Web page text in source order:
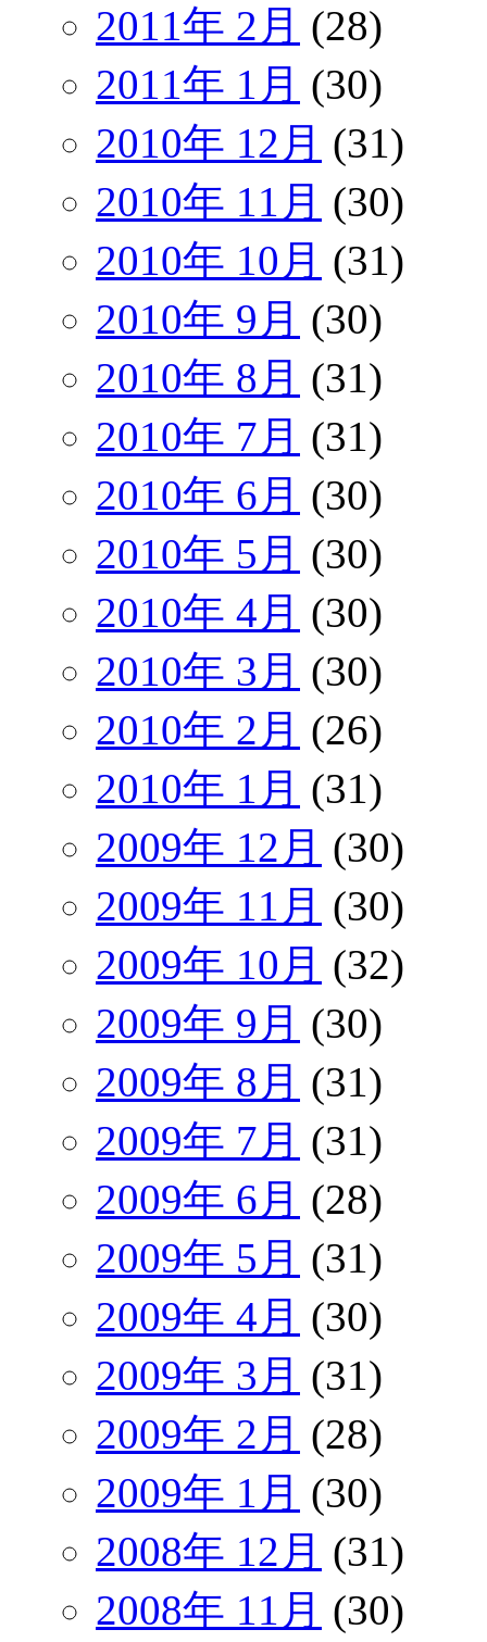
2011年 2月 (28)
2011年 1月 (30)
2010年 12月 (31)
2010年 11月 (30)
2010年 10月 (31)
2010年 9月 (30)
2010年 8月 (31)
2010年 7月 (31)
2010年 6月 (30)
2010年 5月 (30)
2010年 4月 (30)
2010年 3月 (30)
2010年 2月 (26)
2010年 1月 (31)
2009年 12月 (30)
2009年 11月 (30)
2009年 10月 (32)
2009年 9月 (30)
2009年 8月 (31)
2009年 7月 (31)
2009年 6月 (28)
2009年 5月 (31)
2009年 4月 (30)
2009年 3月 (31)
2009年 2月 (28)
2009年 1月 (30)
2008年 12月 (31)
2008年 11月 (30)